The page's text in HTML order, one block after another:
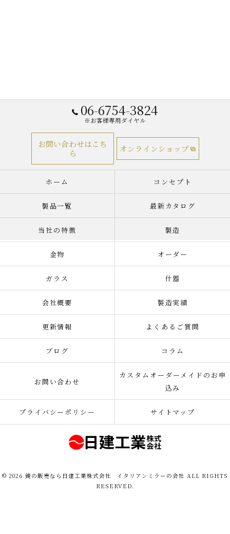
06-6754-3824
※お客様専用ダイヤル
お問い合わせはこち
ら
オンラインショップ
ホーム コンセプト
製品一覧 最新カタログ
当社の特徴 製造
金物 オーダー
ガラス 什器
会社概要 製造実績
更新情報 よくあるご質問
ブログ コラム
お問い合わせ
カスタムオーダーメイドのお申
込み
プライバシーポリシー サイトマップ
© 2026 鏡の販売なら日建工業株式会社 イタリアンミラーの会社 ALL RIGHTS
RESERVED.